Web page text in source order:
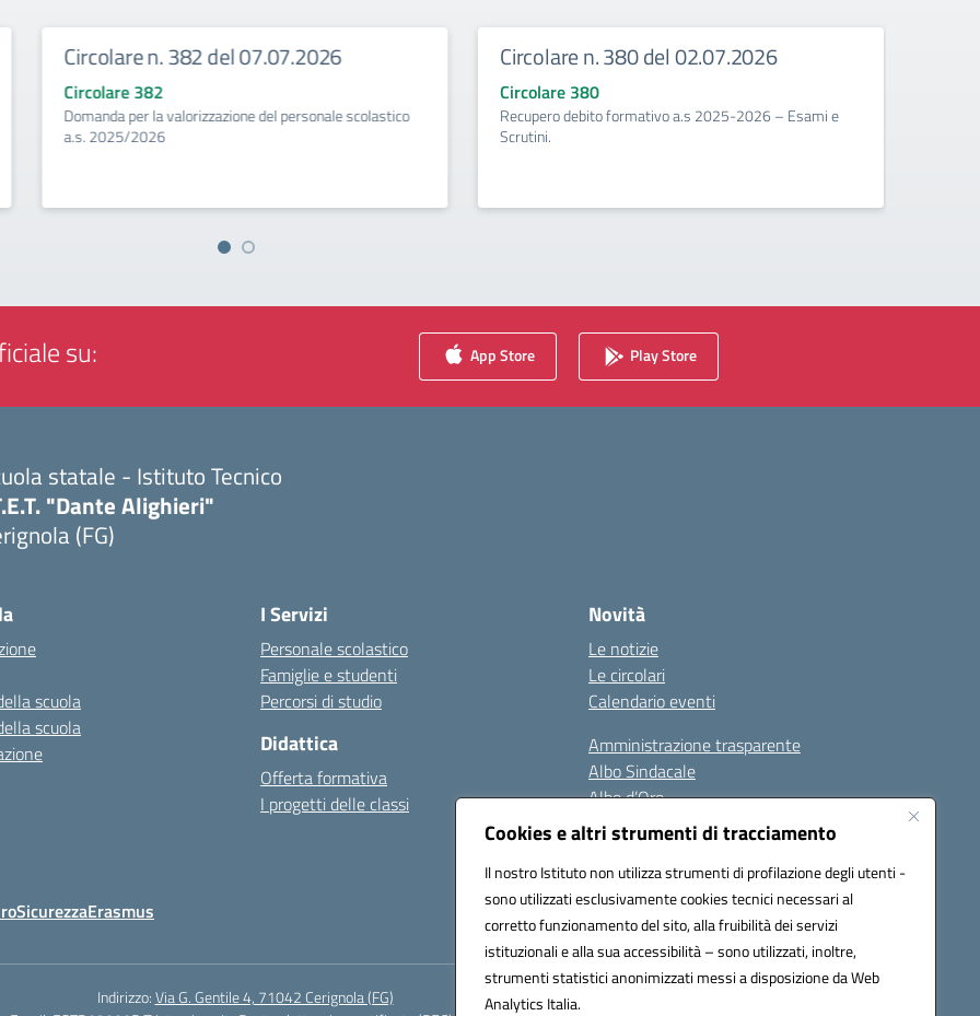
Cookies e altri strumenti di tracciamento
Il nostro Istituto non utilizza strumenti di profilazione degli utenti -
sono utilizzati esclusivamente cookies tecnici necessari al
corretto funzionamento del sito, alla fruibilità dei servizi
istituzionali e alla sua accessibilità – sono utilizzati, inoltre,
strumenti statistici anonimizzati messi a disposizione da Web
Analytics Italia.
Circolare n. 382 del 07.07.2026
Circolare 382
Domanda per la valorizzazione del personale scolastico
a.s. 2025/2026
Circolare n. 380 del 02.07.2026
Circolare 380
Recupero debito formativo a.s 2025-2026 – Esami e
Scrutini.
su: App Store Play Store
statale - Istituto Tecnico
"Dante Alighieri"
(FG)
scuola
scuola
I Servizi
Personale scolastico
Famiglie e studenti
Percorsi di studio
Didattica
Offerta formativa
I progetti delle classi
Novità
Le notizie
Le circolari
Calendario eventi
Amministrazione trasparente
Albo Sindacale
Albo d’Oro
Sicurezza
Erasmus
SicurezzaErasmus Seguici su:
Indirizzo:Via G. Gentile 4, 71042 Cerignola (FG)